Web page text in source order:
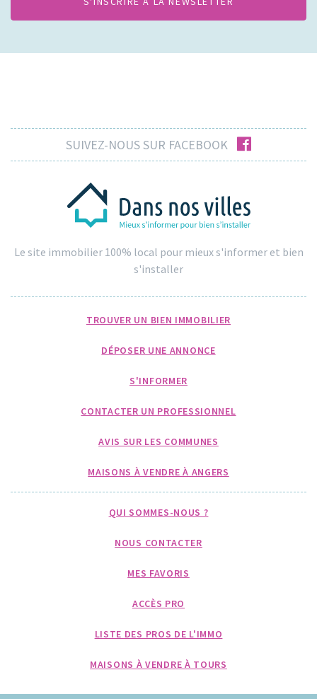
SUIVEZ-NOUS SUR FACEBOOK facebook
Le site immobilier 100% local pour mieux s'informer et bien
s'installer
TROUVER UN BIEN IMMOBILIER
DÉPOSER UNE ANNONCE
S'INFORMER
CONTACTER UN PROFESSIONNEL
AVIS SUR LES COMMUNES
MAISONS À VENDRE À ANGERS
QUI SOMMES-NOUS ?
NOUS CONTACTER
MES FAVORIS
ACCÈS PRO
LISTE DES PROS DE L'IMMO
MAISONS À VENDRE À TOURS